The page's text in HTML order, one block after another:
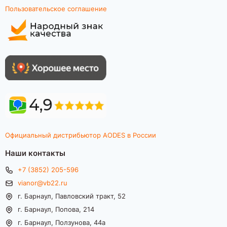
Пользовательское соглашение
Официальный дистрибьютор AODES в России
Наши контакты
+7 (3852) 205-596
vianor@vb22.ru
г. Барнаул, Павловский тракт, 52
г. Барнаул, Попова, 214
г. Барнаул, Ползунова, 44а